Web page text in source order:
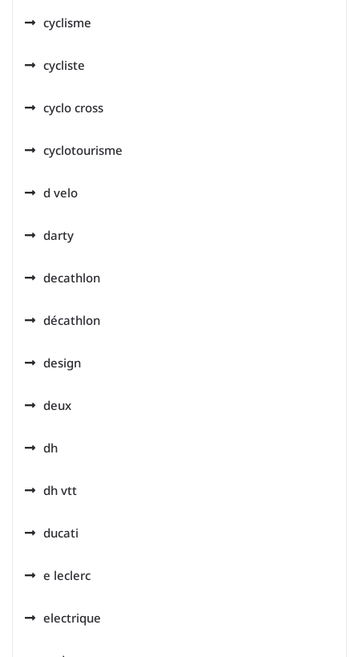
cyclisme
cycliste
cyclo cross
cyclotourisme
d velo
darty
decathlon
décathlon
design
deux
dh
dh vtt
ducati
e leclerc
electrique